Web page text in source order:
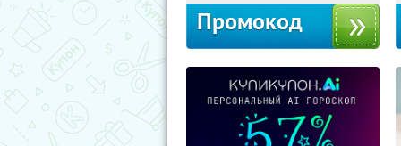
Промокод